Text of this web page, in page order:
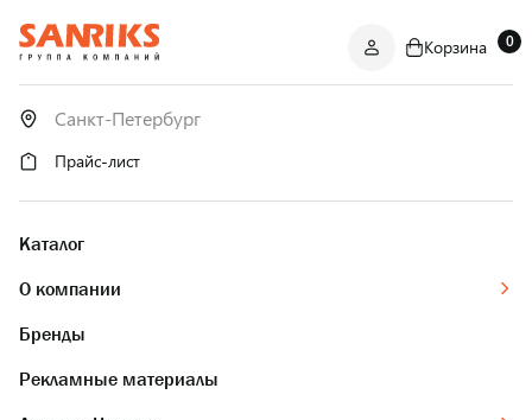
ОПТОМ
И В РОЗНИЦУ
Корзина 0
Прайс-лист
Каталог
О компании
Бренды
Рекламные материалы